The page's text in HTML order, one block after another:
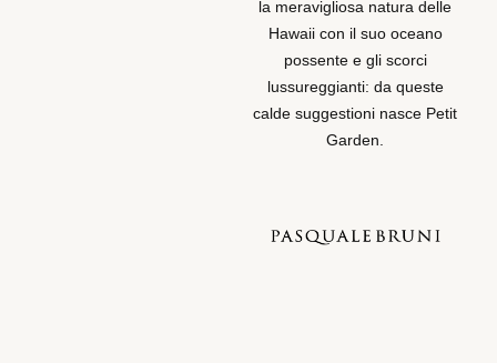
la meravigliosa natura delle
Hawaii con il suo oceano
possente e gli scorci
lussureggianti: da queste
calde suggestioni nasce Petit
Garden.